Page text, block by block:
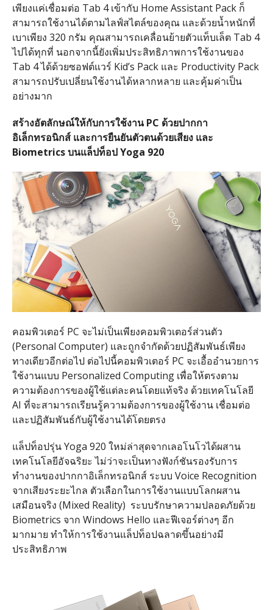
เพียงแค่เชื่อมต่อ Tab 4 เข้ากับ Home Assistant Pack ก็
สามารถใช้งานได้ตามไลฟ์สไตล์ของคุณ​ และด้วยน้ำหนักที่
เบาเพียง 320 กรัม คุณสามารถเคลื่อนย้ายตัวแท็บเล็ต Tab 4
ไปได้ทุกที่ นอกจากนี้ยังเพิ่มประสิทธิภาพการใช้งานของ
Tab 4 ได้ด้วยซอฟต์แวร์ Kid’s Pack และ Productivity Pack
สามารถปรับเปลี่ยนใช้งานได้หลากหลาย และคุ้มค่าเป็น
อย่างมาก
สร้างอัตลักษณ์​ให้กับการใช้งาน PC ด้วยปากกา
อิเล็กทรอนิกส์ และการยืนยันตัวตนด้วยเสียง และ
Biometricsบนแล็ปท็อป Yoga 920
คอมพิวเตอร์ PC จะไม่เป็นเพียงคอมพิวเตอร์ส่วนตัว
(Personal Computer) และถูกจำกัดด้วยปฏิสัมพันธ์เพียง
ทางเดียวอีกต่อไป ต่อไปนี้คอมพิวเตอร์ PC จะเอื้ออำนวยการ
ใช้งานแบบ Personalized Computing เพื่อให้ตรงตาม
ความต้องการของผู้ใช้แต่ละคนโดยแท้จริง ด้วยเทคโนโลยี
AI ที่จะสามารถเรียนรู้ความต้องการของผู้ใช้งาน เชื่อมต่อ
และปฏิสัมพันธ์กับผู้ใช้งานได้โดยตรง
แล็ปท็อปรุ่น Yoga 920 ใหม่ล่าสุดจากเลอโนโวได้ผสาน
เทคโนโลยีอัจฉริยะ ไม่ว่าจะเป็นทางฟังก์ชันรองรับการ
ทำงานของปากกาอิเล็กทรอนิกส์ ระบบ Voice Recognition
จากเสียงระยะไกล ตัวเลือกในการใช้งานแบบโลกผสาน
เสมือนจริง (Mixed Reality) ระบบรักษาความปลอดภัยด้วย
Biometrics จาก Windows Hello และฟีเจอร์ต่างๆ อีก
มากมาย ทำให้การใช้งานแล็ปท็อปฉลาดขึ้นอย่างมี
ประสิทธิภาพ